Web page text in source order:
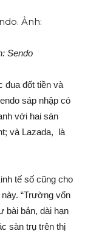
Sendo
đua đốt tiền và
sáp nhập có
với hai sàn
và Lazada, là
tế số cũng cho
“Trường vốn
bài bản, dài hạn
sàn trụ trên thị